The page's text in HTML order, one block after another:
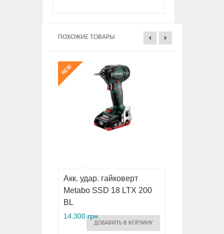
ПОХОЖИЕ ТОВАРЫ
Акк. удар. гайковерт
Metabo SSD 18 LTX 200
BL
14,300 грн.
ДОБАВИТЬ В КОРЗИНУ